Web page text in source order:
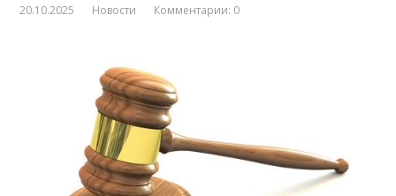
20.10.2025 Новости Комментарии: 0